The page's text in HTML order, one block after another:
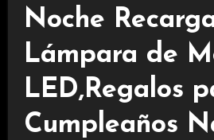
Noche
Lámpara de
LED,Regalos
Cumpleaños